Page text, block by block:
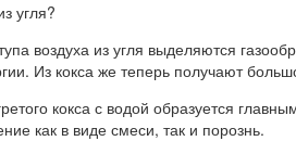
угля?
воздуха из угля выделяются
Из кокса же теперь получают
кокса с водой образуется
как в виде смеси, так и порознь.